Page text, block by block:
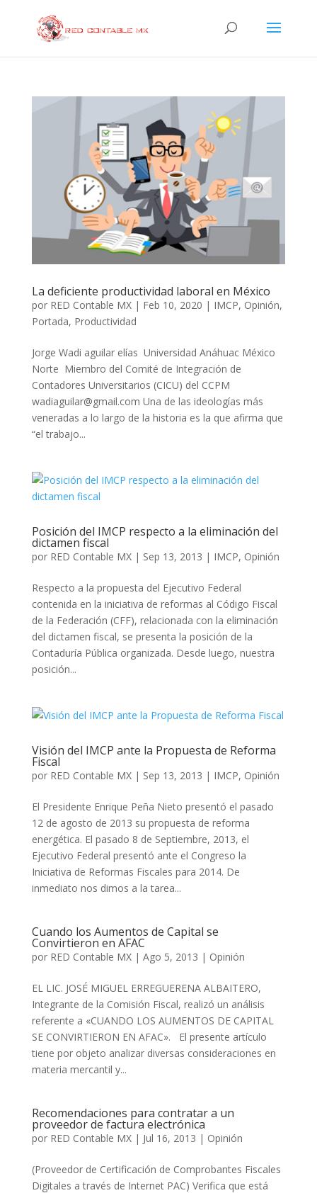
La deficiente productividad laboral en México
por RED Contable MX| Feb 10, 2020 | IMCP, Opinión,
Portada, Productividad
Jorge Wadi aguilar elías Universidad Anáhuac México
Norte Miembro del Comité de Integración de
Contadores Universitarios (CICU) del CCPM
wadiaguilar@gmail.com Una de las ideologías más
veneradas a lo largo de la historia es la que afirma que
“el trabajo...
Posición del IMCP respecto a la eliminación del
dictamen fiscal
por RED Contable MX| Sep 13, 2013 | IMCP, Opinión
Respecto a la propuesta del Ejecutivo Federal
contenida en la iniciativa de reformas al Código Fiscal
de la Federación (CFF), relacionada con la eliminación
del dictamen fiscal, se presenta la posición de la
Contaduría Pública organizada. Desde luego, nuestra
posición...
Visión del IMCP ante la Propuesta de Reforma
Fiscal
por RED Contable MX| Sep 13, 2013 | IMCP, Opinión
El Presidente Enrique Peña Nieto presentó el pasado
12 de agosto de 2013 su propuesta de reforma
energética. El pasado 8 de Septiembre, 2013, el
Ejecutivo Federal presentó ante el Congreso la
Iniciativa de Reformas Fiscales para 2014. De
inmediato nos dimos a la tarea...
Cuando los Aumentos de Capital se
Convirtieron en AFAC
por RED Contable MX| Ago 5, 2013 | Opinión
EL LIC. JOSÉ MIGUEL ERREGUERENA ALBAITERO,
Integrante de la Comisión Fiscal, realizó un análisis
referente a «CUANDO LOS AUMENTOS DE CAPITAL
SE CONVIRTIERON EN AFAC». El presente artículo
tiene por objeto analizar diversas consideraciones en
materia mercantil y...
Recomendaciones para contratar a un
proveedor de factura electrónica
por RED Contable MX| Jul 16, 2013 | Opinión
(Proveedor de Certificación de Comprobantes Fiscales
Digitales a través de Internet PAC) Verifica que está